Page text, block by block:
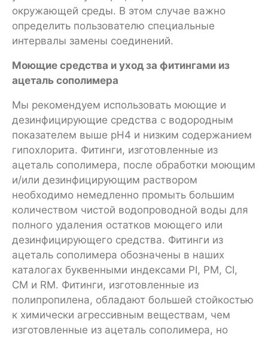
окружающей среды. В этом случае важно
определить пользователю специальные
интервалы замены соединений.
Моющие средства и уход за фитингами из
ацеталь сополимера
Мы рекомендуем использовать моющие и
дезинфицирующие средства с водородным
показателем выше pH4 и низким содержанием
гипохлорита. Фитинги, изготовленные из
ацеталь сополимера, после обработки моющим
и/или дезинфицирующим раствором
необходимо немедленно промыть большим
количеством чистой водопроводной воды для
полного удаления остатков моющего или
дезинфицирующего средства. Фитинги из
ацеталь сополимера обозначены в наших
каталогах буквенными индексами PI, PM, CI,
CM и RM. Фитинги, изготовленные из
полипропилена, обладают большей стойкостью
к химически агрессивным веществам, чем
изготовленные из ацеталь сополимера, но